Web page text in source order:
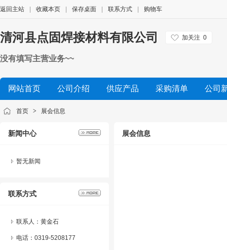
返回主站 收藏本页 保存桌面 联系方式 购物车
清河县点固焊接材料有限公司 加关注 0
没有填写主营业务~~
网站首页 公司介绍 供应产品 采购清单 公司
首页 > 展会信息
新闻中心
暂无新闻
联系方式
联系人：黄金石
电话：0319-5208177
展会信息